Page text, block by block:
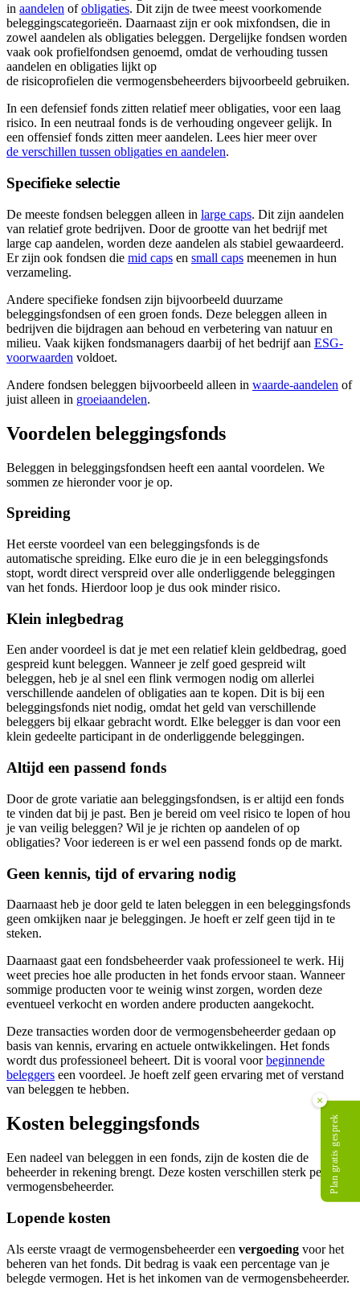
in aandelen ofobligaties. Dit zijn de twee meest voorkomende
beleggingscategorieën. Daarnaast zijn er ook mixfondsen, die in
zowel aandelen als obligaties beleggen. Dergelijke fondsen worden
vaak ook profielfondsen genoemd, omdat de verhouding tussen
aandelen en obligaties lijkt op
de risicoprofielen die vermogensbeheerders bijvoorbeeld gebruiken.
In een defensief fonds zitten relatief meer obligaties, voor een laag
risico. In een neutraal fonds is de verhouding ongeveer gelijk. In
een offensief fonds zitten meer aandelen. Lees hier meer over
de verschillen tussen obligaties en aandelen.
Specifieke selectie
De meeste fondsen beleggen alleen in large caps. Dit zijn aandelen
van relatief grote bedrijven. Door de grootte van het bedrijf met
large cap aandelen, worden deze aandelen als stabiel gewaardeerd.
Er zijn ook fondsen die mid caps en small caps meenemen in hun
verzameling.
Andere specifieke fondsen zijn bijvoorbeeld duurzame
beleggingsfondsen of een groen fonds. Deze beleggen alleen in
bedrijven die bijdragen aan behoud en verbetering van natuur en
milieu. Vaak kijken fondsmanagers daarbij of het bedrijf aan ESG-
voorwaarden voldoet.
Andere fondsen beleggen bijvoorbeeld alleen in waarde-aandelen of
juist alleen in groeiaandelen.
Voordelen beleggingsfonds
Beleggen in beleggingsfondsen heeft een aantal voordelen. We
sommen ze hieronder voor je op.
Spreiding
Het eerste voordeel van een beleggingsfonds is de
automatische spreiding. Elke euro die je in een beleggingsfonds
stopt, wordt direct verspreid over alle onderliggende beleggingen
van het fonds. Hierdoor loop je dus ook minder risico.
Klein inlegbedrag
Een ander voordeel is dat je met een relatief klein geldbedrag, goed
gespreid kunt beleggen. Wanneer je zelf goed gespreid wilt
beleggen, heb je al snel een flink vermogen nodig om allerlei
verschillende aandelen of obligaties aan te kopen. Dit is bij een
beleggingsfonds niet nodig, omdat het geld van verschillende
beleggers bij elkaar gebracht wordt. Elke belegger is dan voor een
klein gedeelte participant in de onderliggende beleggingen.
Altijd een passend fonds
Door de grote variatie aan beleggingsfondsen, is er altijd een fonds
te vinden dat bij je past. Ben je bereid om veel risico te lopen of hou
je van veilig beleggen? Wil je je richten op aandelen of op
obligaties? Voor iedereen is er wel een passend fonds op de markt.
Geen kennis, tijd of ervaring nodig
Daarnaast heb je door geld te laten beleggen in een beleggingsfonds
geen omkijken naar je beleggingen. Je hoeft er zelf geen tijd in te
steken.
Daarnaast gaat een fondsbeheerder vaak professioneel te werk. Hij
weet precies hoe alle producten in het fonds ervoor staan. Wanneer
sommige producten voor te weinig winst zorgen, worden deze
eventueel verkocht en worden andere producten aangekocht.
Deze transacties worden door de vermogensbeheerder gedaan op
basis van kennis, ervaring en actuele ontwikkelingen. Het fonds
wordt dus professioneel beheert. Dit is vooral voorbeginnende
beleggers een voordeel. Je hoeft zelf geen ervaring met of verstand
van beleggen te hebben.
Kosten beleggingsfonds
Een nadeel van beleggen in een fonds, zijn de kosten die de
beheerder in rekening brengt. Deze kosten verschillen sterk per
vermogensbeheerder.
Lopende kosten
Als eerste vraagt de vermogensbeheerder een vergoeding voor het
beheren van het fonds. Dit bedrag is vaak een percentage van je
belegde vermogen. Het is het inkomen van de vermogensbeheerder.
×
Plan gratis gesprek